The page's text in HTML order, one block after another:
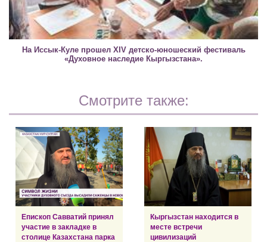
На Иссык-Куле прошел XIV детско-юношеский фестиваль
«Духовное наследие Кыргызстана».
Смотрите также:
Епископ Савватий принял
участие в закладке в
столице Казахстана парка
Кыргызстан находится в
месте встречи
цивилизаций